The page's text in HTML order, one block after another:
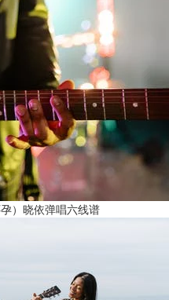
）晓依弹唱六线谱